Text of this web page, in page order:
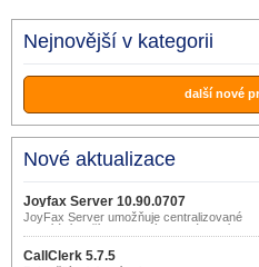
Nejnovější v kategorii
další nové
Nové aktualizace
Joyfax Server 10.90.0707
JoyFax Server umožňuje centralizované
odesílání a příjem faxových zpráv v síti.
CallClerk 5.7.5